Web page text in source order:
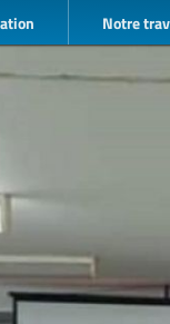
Notre